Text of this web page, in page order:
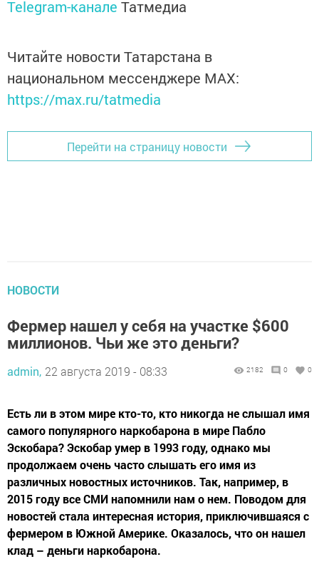
Telegram-канале Татмедиа
Читайте новости Татарстана в
национальном мессенджере MАХ:
https://max.ru/tatmedia
Перейти на страницу новости
НОВОСТИ
Фермер нашел у себя на участке $600
миллионов. Чьи же это деньги?
admin, 22 августа 2019 - 08:33 2182 0 0
Есть ли в этом мире кто-то, кто никогда не слышал имя
самого популярного наркобарона в мире Пабло
Эскобара? Эскобар умер в 1993 году, однако мы
продолжаем очень часто слышать его имя из
различных новостных источников. Так, например, в
2015 году все СМИ напомнили нам о нем. Поводом для
новостей стала интересная история, приключившаяся с
фермером в Южной Америке. Оказалось, что он нашел
клад – деньги наркобарона.